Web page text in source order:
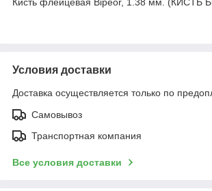
Условия доставки
Доставка осуществляется только по
Самовывоз
Транспортная компания
Все условия доставки